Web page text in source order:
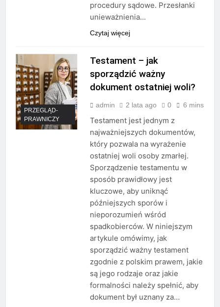
procedury sądowe. Przesłanki
unieważnienia…
Czytaj więcej
PRZEGLĄD-
PRAWNICZY
Testament – jak
sporządzić ważny
dokument ostatniej woli?
admin 2 lata ago 0 6 mins
Testament jest jednym z
najważniejszych dokumentów,
który pozwala na wyrażenie
ostatniej woli osoby zmarłej.
Sporządzenie testamentu w
sposób prawidłowy jest
kluczowe, aby uniknąć
późniejszych sporów i
nieporozumień wśród
spadkobierców. W niniejszym
artykule omówimy, jak
sporządzić ważny testament
zgodnie z polskim prawem, jakie
są jego rodzaje oraz jakie
formalności należy spełnić, aby
dokument był uznany za…